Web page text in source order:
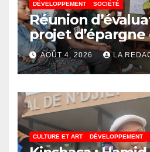
DÉVELOPPEMENT SOCIÉTÉ
Réunion
projet
de JIRANI
résultats
une expansion
AOÛT 4, 2026 LA
CULTURE ET ART DÉVELOPPEMENT